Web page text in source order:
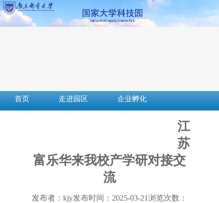
首页 走进园区
企业孵化
江
苏
富乐华来我校产学研对接交
流
发布者：kjy发布时间：2025-03-21浏览次数：